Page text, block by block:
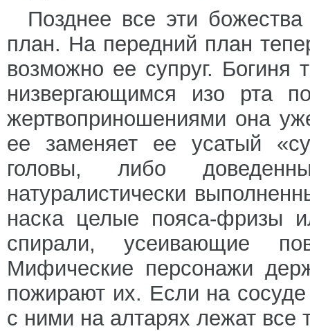
Позднее все эти
план. На передний план
возможно ее супруг. Богиня
низвергающимся изо рта
жертвоприношениями она
ее заменяет ее усатый
головы, либо
натуралистически
наска целые пояса-фризы
спирали, усеивающие
Мифические персонажи
пожирают их. Если на
с ними на алтарях лежат все